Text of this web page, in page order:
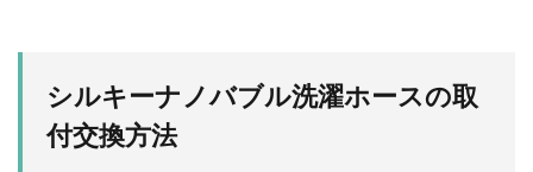
シルキーナノバブル洗濯ホースの取
付交換方法